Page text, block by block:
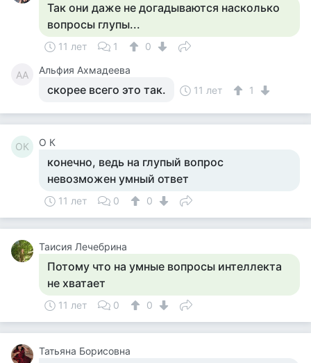
Так они даже не догадываются насколько
вопросы глупы...
11 лет 1 0
АА Альфия Ахмадеева
скорее всего это так. 11 лет 1
ОК О К
конечно, ведь на глупый вопрос
невозможен умный ответ
11 лет 0 0
Таисия Лечебрина
Потому что на умные вопросы интеллекта
не хватает
11 лет 0 0
Татьяна Борисовна